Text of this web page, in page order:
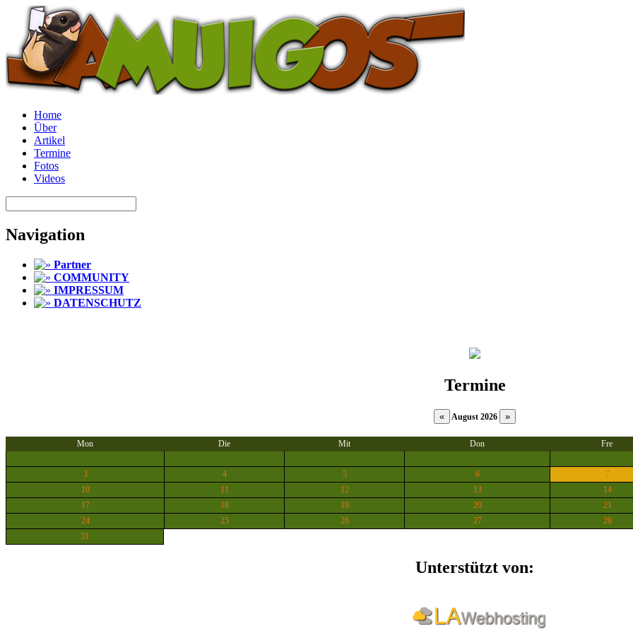
Home
Über
Artikel
Termine
Fotos
Videos
Navigation
Partner
COMMUNITY
IMPRESSUM
DATENSCHUTZ
Termine
August 2026
Mon Die Mit Don Fre
3
4 5 6 7
10
11 12 13 14
17
18 19 20 21
24
25 26 27 28
31
Unterstützt von: